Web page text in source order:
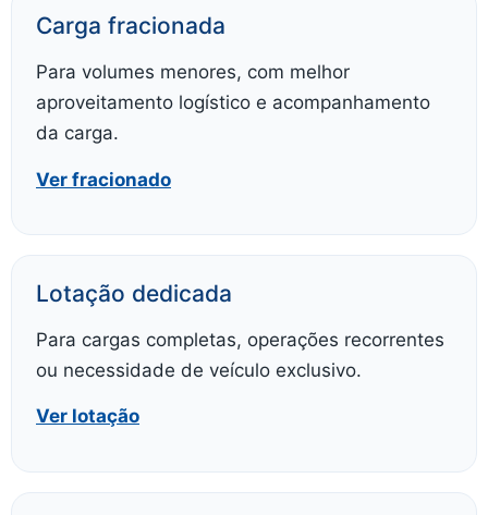
Carga fracionada
Para volumes menores, com melhor
aproveitamento logístico e acompanhamento
da carga.
Ver fracionado
Lotação dedicada
Para cargas completas, operações recorrentes
ou necessidade de veículo exclusivo.
Ver lotação